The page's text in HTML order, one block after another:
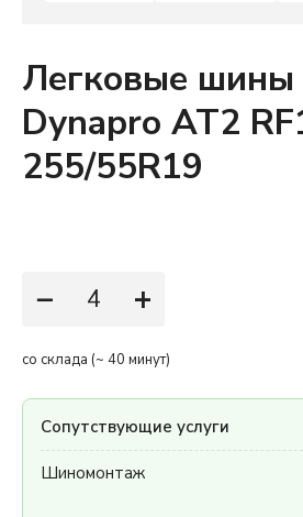
Легковые шины
Dynapro AT2
255/55R19
− +
со склада (~ 40 минут)
Сопутствующие услуги
Шиномонтаж